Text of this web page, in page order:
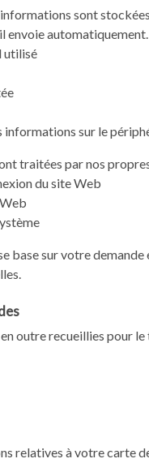
informations sont
envoie
utilisé
informations sur le
traitées par nos
du site Web
base sur votre
outre recueillies pour
relatives à votre carte